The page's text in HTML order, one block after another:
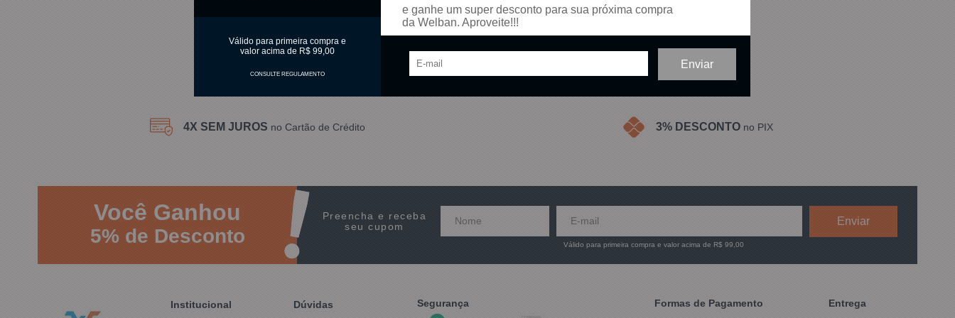
Válido para primeira compra e
valor acima de R$ 99,00
CONSULTE REGULAMENTO
e ganhe um super desconto para sua próxima compra
da Welban. Aproveite!!!
Comprar
Mostrando página
4X SEM JUROS no Cartão de Crédito 3% DESCONTO no PIX
VocêGanhou
5%de Desconto
Preencha e receba
seu cupom
Válido para primeira compra e valor acima de R$ 99,00
Institucional Dúvidas Segurança Formas de Pagamento Entrega